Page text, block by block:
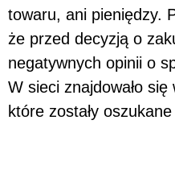
towaru, ani pieniędzy.
że przed decyzją o
negatywnych opinii o
W sieci znajdowało
które zostały